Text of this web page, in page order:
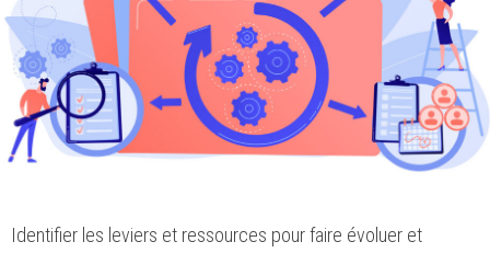
Identifier les leviers et ressources pour faire évoluer et